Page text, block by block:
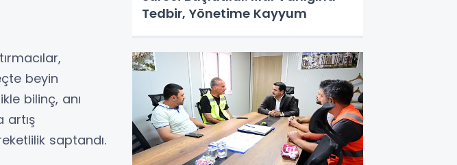
beyin
bilinç, anı
artış
saptandı.
Tedbir, Yönetime Kayyum